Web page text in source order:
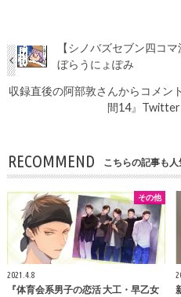
【シノバズセブン四コ
ぼらうにょぽみ
収録直後の阿部敦さんからコメン
間14』
RECOMMEND こちらの記事も人
その他
2021.4.8
『体育会系男子の恋活 大工・早乙女